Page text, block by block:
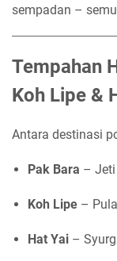
sempadan –
Tempahan
Koh Lipe &
Antara destinasi
Pak Bara – Jeti
Koh Lipe –
Hat Yai –